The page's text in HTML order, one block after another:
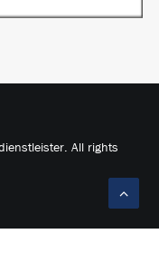
All rights